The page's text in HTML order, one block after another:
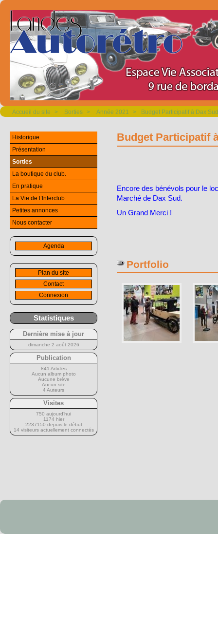
Accueil du site > Sorties > Année 2021 > Budget Participatif à Dax Sud
Budget Participatif
Encore des bénévols pour le
Marché de Dax Sud.
Un Grand Merci !
Portfolio
Historique
Présentation
Sorties
La boutique du club.
En pratique
La Vie de l’Interclub
Petites annonces
Nous contacter
Agenda
Plan du site
Contact
Connexion
Statistiques
Dernière mise à jour
dimanche 2 août 2026
Publication
841 Articles
Aucun album photo
Aucune brève
Aucun site
4 Auteurs
Visites
750 aujourd’hui
1174 hier
2237150 depuis le début
14 visiteurs actuellement connectés